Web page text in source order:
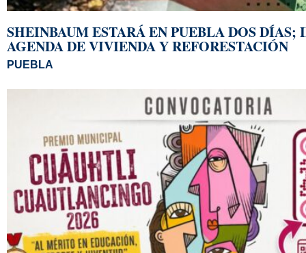
SHEINBAUM ESTARÁ EN PUEBLA DOS DÍAS;
AGENDA DE VIVIENDA Y REFORESTACIÓN
PUEBLA